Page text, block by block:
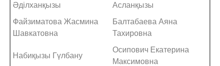
Әділханқызы
Асланқызы
Файзиматова Жасмина
Шавкатовна
Балтабаева Аяна
Тахировна
Набиқызы Гүлбану
Осипович Екатерина
Максимовна